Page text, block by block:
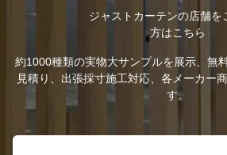
ジャストカーテンの店舗を
方はこちら
約1000種類の実物大サンプルを展示、無
見積り、出張採寸施工対応、各メーカー
す。